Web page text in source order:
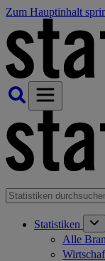
Zum Hauptinhalt
Statistiken
Alle